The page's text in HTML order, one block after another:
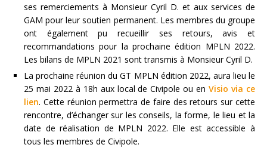
ses remerciements à Monsieur Cyril D. et aux services de
GAM pour leur soutien permanent. Les membres du groupe
ont également pu recueillir ses retours, avis et
recommandations pour la prochaine édition MPLN 2022.
Les bilans de MPLN 2021 sont transmis à Monsieur Cyril D.
La prochaine réunion du GT MPLN édition 2022, aura lieu le
25 mai 2022 à 18h aux local de Civipole ou enVisio via ce
lien. Cette réunion permettra de faire des retours sur cette
rencontre, d’échanger sur les conseils, la forme, le lieu et la
date de réalisation de MPLN 2022. Elle est accessible à
tous les membres de Civipole.